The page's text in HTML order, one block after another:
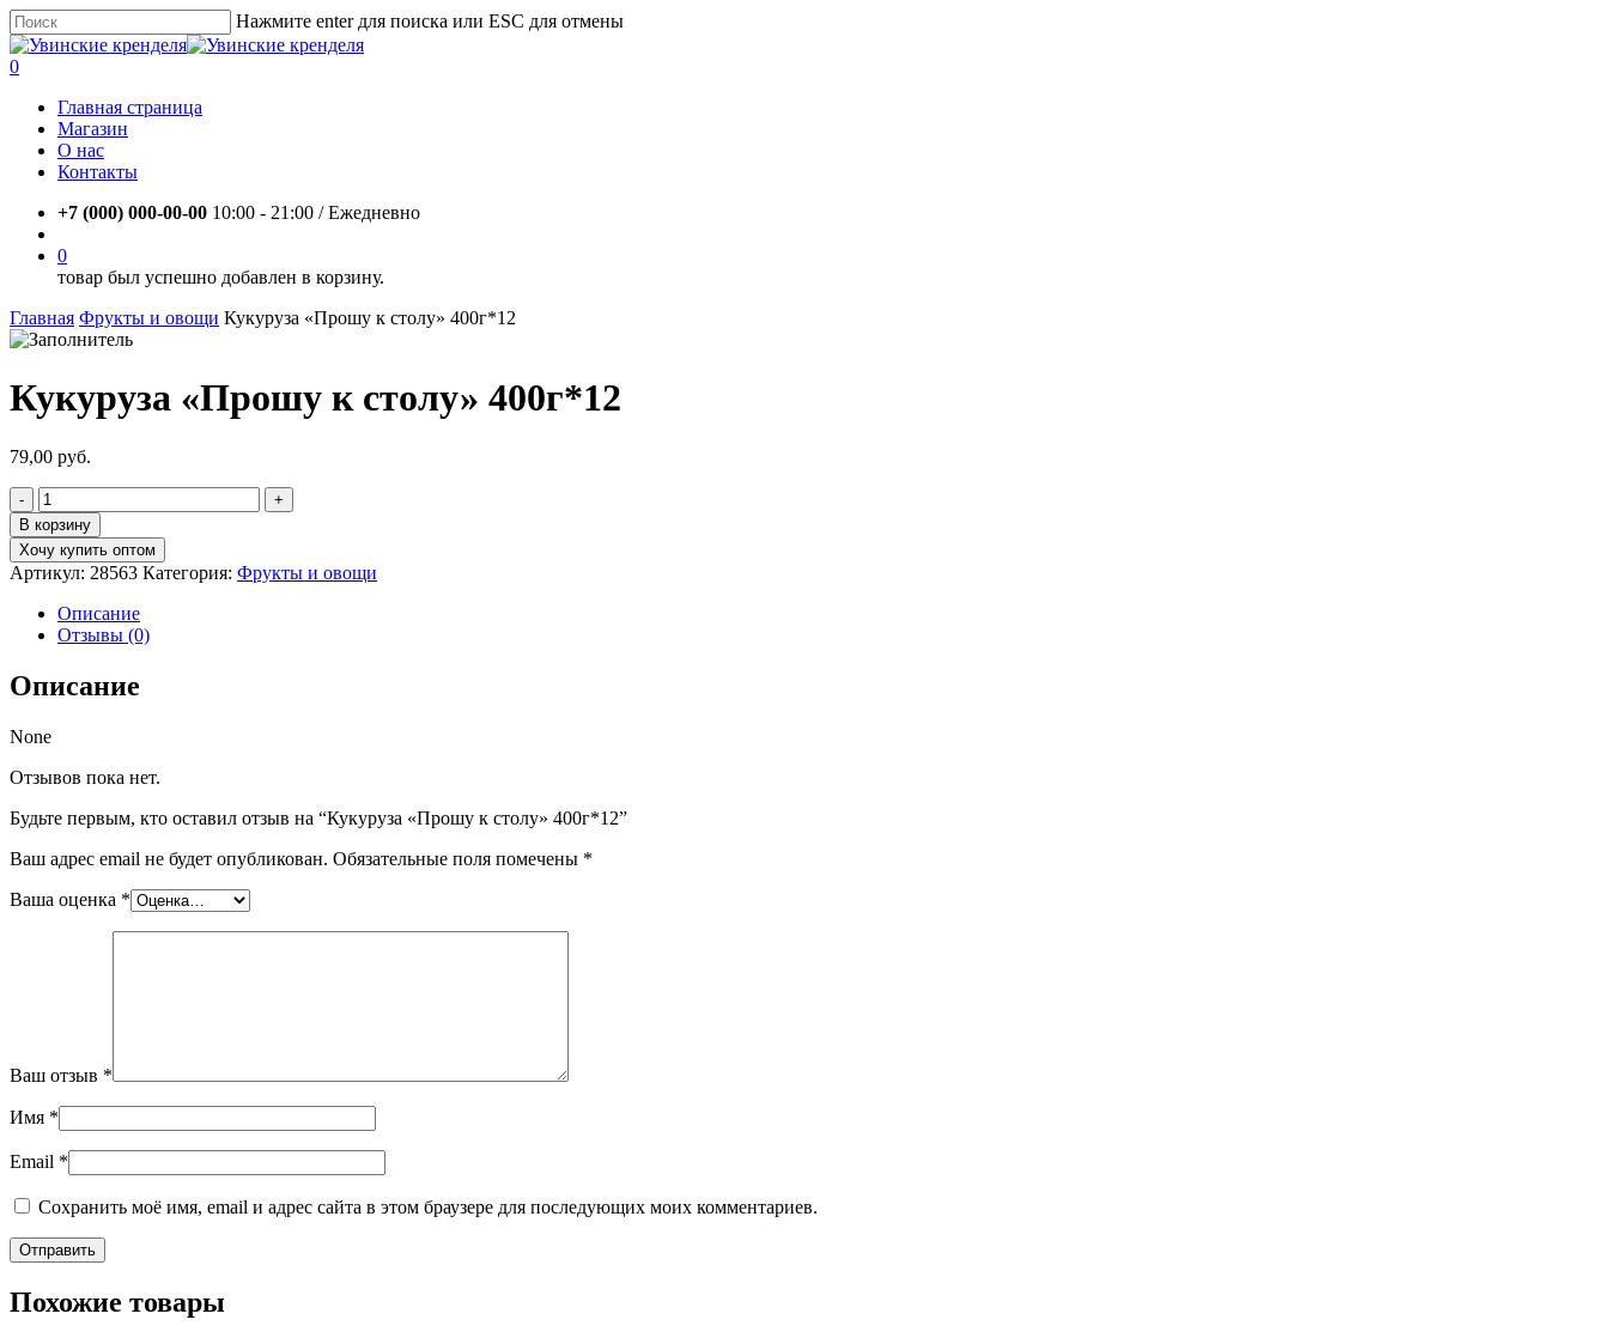
Skip
to
main
Нажмите enter для поиска или ESC для отмены
Close
Search
account
0
Главная страница
Магазин
О нас
Контакты
+7 (000) 000-00-00 10:00 - 21:00 / Eжедневно
0
товар был успешно добавлен в корзину.
Главная Фрукты и овощи Кукуруза «Прошу к столу» 400г*12
Кукуруза «Прошу к столу» 400г*12
79,00 руб.
Количество
товара
Кукуруза
"Прошу
к
столу"
400г*12
В корзину
Хочу купить оптом
Артикул: 28563 Категория: Фрукты и овощи
Описание
Отзывы (0)
Описание
None
Отзывов пока нет.
Будьте первым, кто оставил отзыв на “Кукуруза «Прошу к столу» 400г*12”
Ваш адрес email не будет опубликован. Обязательные поля помечены *
Ваша оценка *
Ваш отзыв *
Имя *
Email *
Сохранить моё имя, email и адрес сайта в этом браузере для последующих моих комментариев.
Похожие товары